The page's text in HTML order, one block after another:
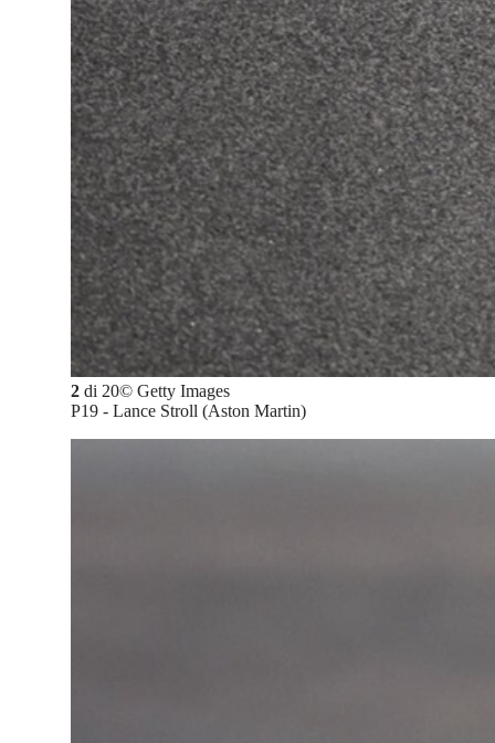
2 di 20© Getty Images
P19 - Lance Stroll (Aston Martin)